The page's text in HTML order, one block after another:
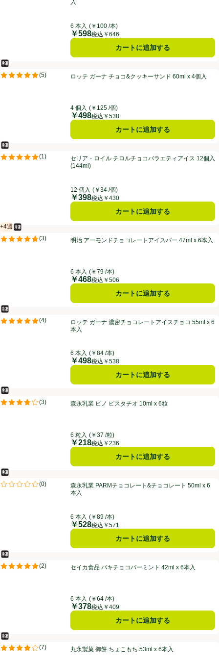
入
6 本入 (￥100 /本)
価格
￥598税込￥646
カートに追加する
ロッテ ガーナ チョコ&クッキーサンド 60ml x 4個入
冷凍食品
(5)
評価は5件のレビューで5点中5.0点。ロッテ ガーナ チョコ&クッキーサンド 60ml x 4個入
4 個入 (￥125 /個)
価格
￥498税込￥538
カートに追加する
セリア・ロイル チロルチョコバラエティアイス 12個入(144ml)
冷凍食品
(1)
評価は1件のレビューで5点中5.0点。セリア・ロイル チロルチョコバラエティアイス 12個入
(144ml)
12 個入 (￥34 /個)
価格
￥398税込￥430
カートに追加する
明治 アーモンドチョコレートアイスバー 47ml x 6本入
+4週
賞味・消費期限保証：4週間
冷凍食品
(3)
評価は3件のレビューで5点中4.7点。明治 アーモンドチョコレートアイスバー 47ml x 6本入
6 本入 (￥79 /本)
価格
￥468税込￥506
カートに追加する
ロッテ ガーナ 濃密チョコレートアイスチョコ 55ml x 6本入
冷凍食品
(4)
評価は4件のレビューで5点中5.0点。ロッテ ガーナ 濃密チョコレートアイスチョコ 55ml x 6
本入
6 本入 (￥84 /本)
価格
￥498税込￥538
カートに追加する
森永乳業 ピノ ピスタチオ 10ml x 6粒
冷凍食品
(3)
評価は3件のレビューで5点中3.7点。森永乳業 ピノ ピスタチオ 10ml x 6粒
6 粒入 (￥37 /粒)
価格
￥218税込￥236
カートに追加する
森永乳業 PARMチョコレート&チョコレート 50ml x 6本入
冷凍食品
(0)
評価は0件のレビューで5点中0.0点。森永乳業 PARMチョコレート&チョコレート 50ml x 6
本入
6 本入 (￥89 /本)
価格
￥528税込￥571
カートに追加する
セイカ食品 バキチョコバーミント 42ml x 6本入
冷凍食品
(2)
評価は2件のレビューで5点中5.0点。セイカ食品 バキチョコバーミント 42ml x 6本入
6 本入 (￥64 /本)
価格
￥378税込￥409
カートに追加する
丸永製菓 御餅 ちょこもち 53ml x 6本入
冷凍食品
(7)
評価は7件のレビューで5点中3.9点。丸永製菓 御餅 ちょこもち 53ml x 6本入